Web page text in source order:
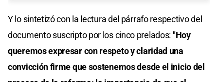
Y lo sintetizó con la lectura del párrafo respectivo del
documento suscripto por los cinco prelados: "Hoy
queremos expresar con respeto y claridad una
convicción firme que sostenemos desde el inicio del